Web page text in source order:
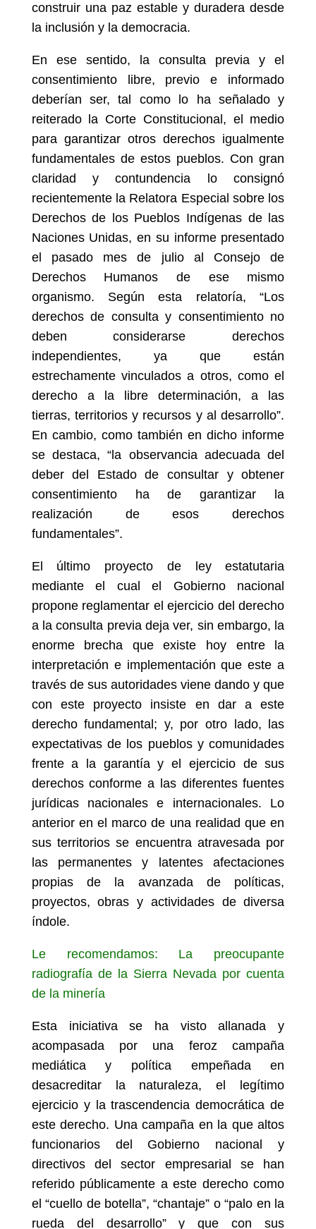
construir una paz estable y duradera desde
la inclusión y la democracia.
En ese sentido, la consulta previa y el
consentimiento libre, previo e informado
deberían ser, tal como lo ha señalado y
reiterado la Corte Constitucional, el medio
para garantizar otros derechos igualmente
fundamentales de estos pueblos. Con gran
claridad y contundencia lo consignó
recientemente la Relatora Especial sobre los
Derechos de los Pueblos Indígenas de las
Naciones Unidas, en su informe presentado
el pasado mes de julio al Consejo de
Derechos Humanos de ese mismo
organismo. Según esta relatoría, “Los
derechos de consulta y consentimiento no
deben considerarse derechos
independientes, ya que están
estrechamente vinculados a otros, como el
derecho a la libre determinación, a las
tierras, territorios y recursos y al desarrollo”.
En cambio, como también en dicho informe
se destaca, “la observancia adecuada del
deber del Estado de consultar y obtener
consentimiento ha de garantizar la
realización de esos derechos
fundamentales”.
El último proyecto de ley estatutaria
mediante el cual el Gobierno nacional
propone reglamentar el ejercicio del derecho
a la consulta previa deja ver, sin embargo, la
enorme brecha que existe hoy entre la
interpretación e implementación que este a
través de sus autoridades viene dando y que
con este proyecto insiste en dar a este
derecho fundamental; y, por otro lado, las
expectativas de los pueblos y comunidades
frente a la garantía y el ejercicio de sus
derechos conforme a las diferentes fuentes
jurídicas nacionales e internacionales. Lo
anterior en el marco de una realidad que en
sus territorios se encuentra atravesada por
las permanentes y latentes afectaciones
propias de la avanzada de políticas,
proyectos, obras y actividades de diversa
índole.
Le recomendamos: La preocupante
radiografía de la Sierra Nevada por cuenta
de la minería
Esta iniciativa se ha visto allanada y
acompasada por una feroz campaña
mediática y política empeñada en
desacreditar la naturaleza, el legítimo
ejercicio y la trascendencia democrática de
este derecho. Una campaña en la que altos
funcionarios del Gobierno nacional y
directivos del sector empresarial se han
referido públicamente a este derecho como
el “cuello de botella”, “chantaje” o “palo en la
rueda del desarrollo” y que con sus